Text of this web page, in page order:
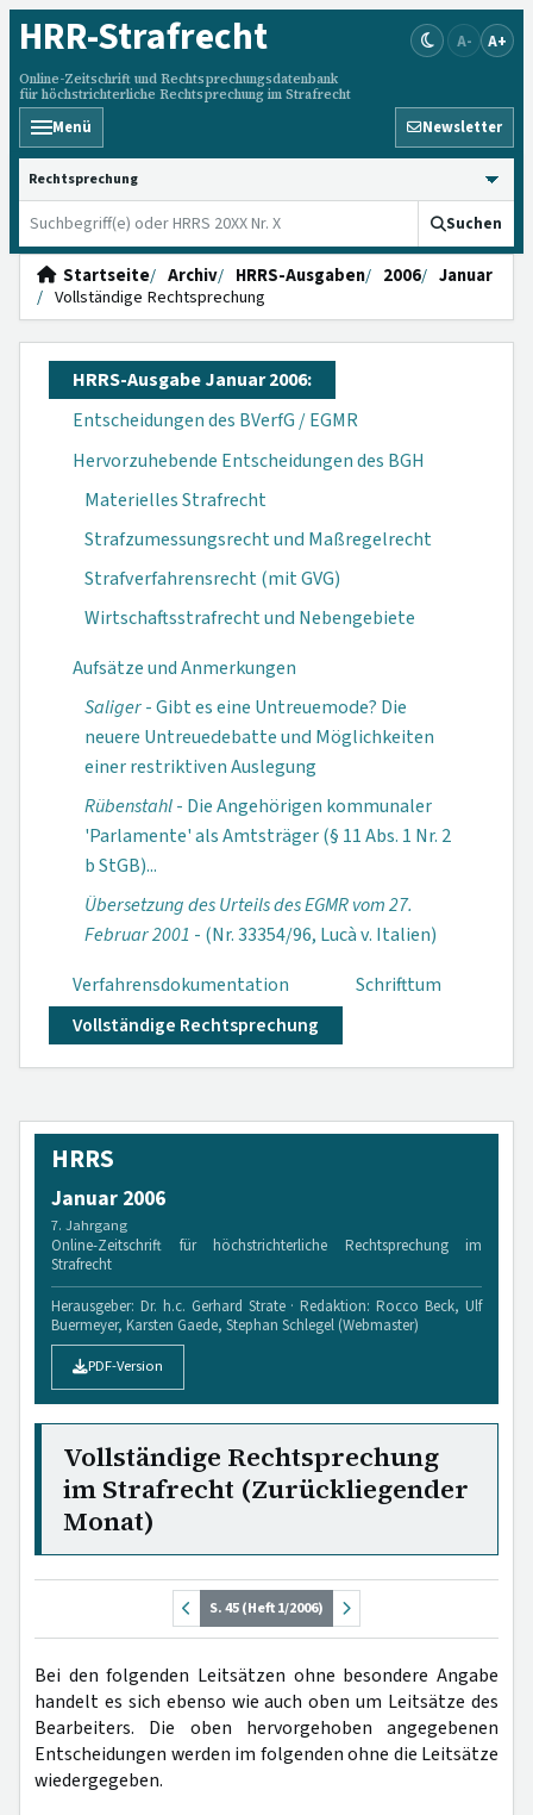
HRR-Strafrecht
Online-Zeitschrift und Rechtsprechungsdatenbank
für höchstrichterliche Rechtsprechung im Strafrecht
A- A+
Menü Newsletter
HRRS durchsuchen
Suchen
Startseite Archiv HRRS-Ausgaben 2006
Januar
Vollständige Rechtsprechung
HRRS-Ausgabe Januar 2006:
Entscheidungen des BVerfG / EGMR
Hervorzuhebende Entscheidungen des BGH
Materielles Strafrecht
Strafzumessungsrecht und Maßregelrecht
Strafverfahrensrecht (mit GVG)
Wirtschaftsstrafrecht und Nebengebiete
Aufsätze und Anmerkungen
Saliger- Gibt es eine Untreuemode? Die
neuere Un­treuedebatte und Möglichkeiten
einer restriktiven Aus­legung
Rübenstahl- Die Angehörigen kommunaler
'Par­lamente' als Amtsträger (§ 11 Abs. 1 Nr. 2
b StGB)...
Übersetzung des Urteils des EGMR vom 27.
Februar 2001 - (Nr. 33354/96, Lucà v. Italien)
Verfahrensdokumen­tation
Schrifttum
Vollständige Rechtsprechung
HRRS
Januar 2006
7. Jahrgang
Online-Zeitschrift für höchstrichterliche Rechtsprechung im
Strafrecht
Herausgeber: Dr. h.c. Gerhard Strate · Redaktion: Rocco Beck, Ulf
Buermeyer, Karsten Gaede, Stephan Schlegel (Webmaster)
PDF-Version
Vollständige Rechtsprechung
im Strafrecht (Zurückliegender
Monat)
S. 45 (Heft 1/2006)
Bei den folgenden Leitsätzen ohne besondere Angabe
handelt es sich ebenso wie auch oben um Leitsätze des
Bearbeiters. Die oben hervorgehoben angegebenen
Entscheidungen werden im folgenden ohne die Leitsätze
wiedergegeben.